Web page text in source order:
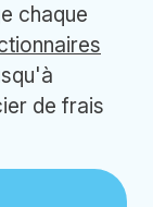
chaque
de frais